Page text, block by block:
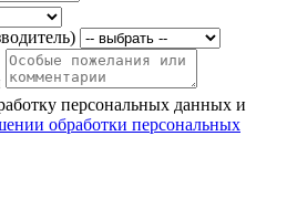
персональных данных и
обработки персональных